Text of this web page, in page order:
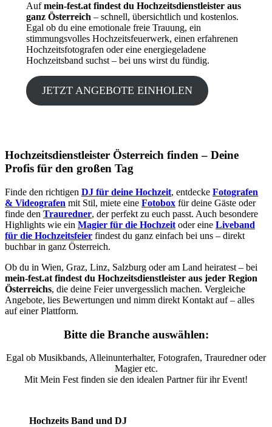
Aufmein-fest.at findest du Hochzeitsdienstleister aus
ganz Österreich– schnell, übersichtlich und kostenlos.
Egal ob du eine emotionale freie Trauung, ein
stimmungsvolles Hochzeitsfeuerwerk, einen erfahrenen
Hochzeitsfotografen oder eine energiegeladene
Hochzeitsband suchst – bei uns wirst du fündig.
JETZT ANGEBOTE EINHOLEN
Hochzeitsdienstleister Österreich finden – Deine
Profis für den großen Tag
Finde den richtigen DJ für deine Hochzeit, entdecke Fotografen
& Videografen mit Stil, miete eine Fotobox für deine Gäste oder
finde den Trauredner, der perfekt zu euch passt. Auch besondere
Highlights wie ein Magier für die Hochzeit oder eine Liveband
für die Hochzeitsfeier findest du ganz einfach bei uns – direkt
buchbar in ganz Österreich.
Ob du in Wien, Graz, Linz, Salzburg oder am Land heiratest – bei
mein-fest.at findest du Hochzeitsdienstleister aus jeder Region
Österreichs, die deine Feier unvergesslich machen. Vergleiche
Angebote, lies Bewertungen und nimm direkt Kontakt auf – alles
auf einer Plattform.
Bitte die Branche auswählen:
Egal ob Musikbands, Alleinunterhalter, Fotografen, Trauredner oder
Magier etc.
Mit Mein Fest finden sie den idealen Partner für ihr Event!
Hochzeits Band und DJ